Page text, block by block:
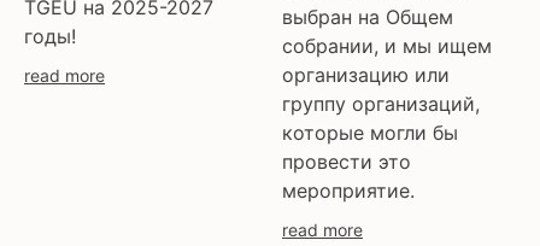
TGEU на 2025-2027
годы!
read more
выбран на Общем
собрании, и мы ищем
организацию или
группу организаций,
которые могли бы
провести это
мероприятие.
read more